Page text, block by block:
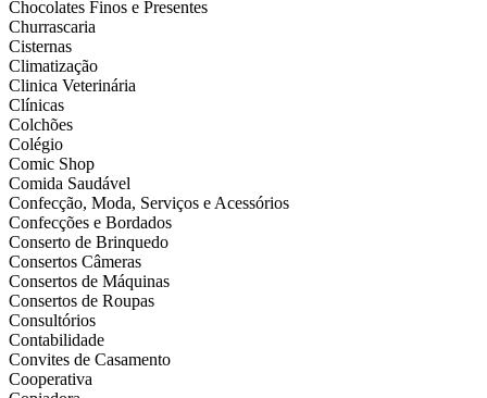
Chocolates Finos e Presentes
Churrascaria
Cisternas
Climatização
Clinica Veterinária
Clínicas
Colchões
Colégio
Comic Shop
Comida Saudável
Confecção, Moda, Serviços e Acessórios
Confecções e Bordados
Conserto de Brinquedo
Consertos Câmeras
Consertos de Máquinas
Consertos de Roupas
Consultórios
Contabilidade
Convites de Casamento
Cooperativa